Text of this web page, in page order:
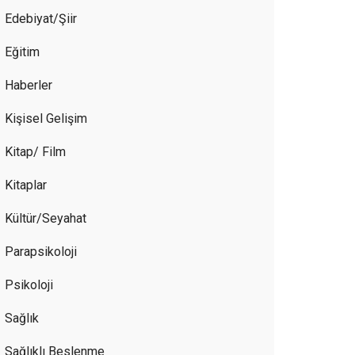
Edebiyat/Şiir
Eğitim
Haberler
Kişisel Gelişim
Kitap/ Film
Kitaplar
Kültür/Seyahat
Parapsikoloji
Psikoloji
Sağlık
Sağlıklı Beslenme